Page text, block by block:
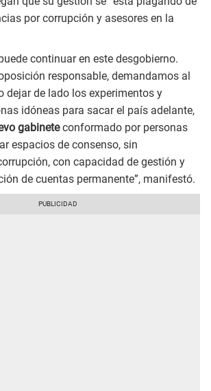
por corrupción y asesores en la
continuar en este desgobierno.
responsable, demandamos al
dejar de lado los experimentos y
idóneas para sacar el país adelante,
gabineteconformado por personas
espacios de consenso, sin
con capacidad de gestión y
de cuentas permanente”, manifestó.